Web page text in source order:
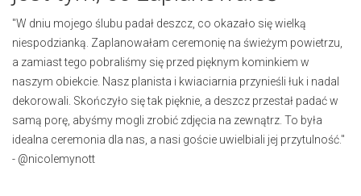
"W dniu mojego ślubu padał deszcz, co okazało się wielką
niespodzianką. Zaplanowałam ceremonię na świeżym powietrzu,
a zamiast tego pobraliśmy się przed pięknym kominkiem w
naszym obiekcie. Nasz planista i kwiaciarnia przynieśli łuk i nadal
dekorowali. Skończyło się tak pięknie, a deszcz przestał padać w
samą porę, abyśmy mogli zrobić zdjęcia na zewnątrz. To była
idealna ceremonia dla nas, a nasi goście uwielbiali jej przytulność."
- @nicolemynott